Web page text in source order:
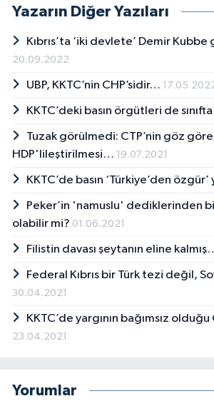
Yazarın Diğer Yazıları
Kıbrıs’ta ‘iki devlete’ Demir Kubbe
20.09.2022
UBP, KKTC’nin CHP’sidir…
KKTC’deki basın örgütleri de sınıfta
Tuzak görülmedi: CTP’nin göz
HDP'lileştirilmesi… 19.07.2021
KKTC’de basın ‘Türkiye’den özgür’
Peker’in 'namuslu' dediklerinden
olabilir mi? 01.06.2021
Filistin davası şeytanın eline
Federal Kıbrıs bir Türk tezi değil,
30.04.2021
KKTC’de yargının bağımsız
23.04.2021
Yorumlar